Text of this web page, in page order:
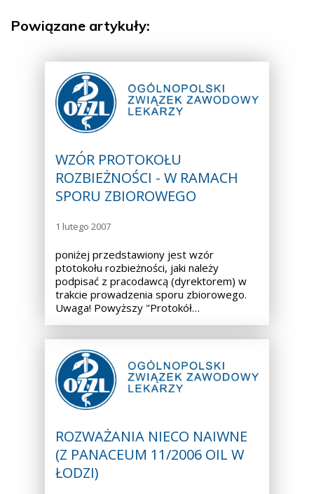
Powiązane artykuły:
WZÓR PROTOKOŁU
ROZBIEŻNOŚCI - W RAMACH
SPORU ZBIOROWEGO
1 lutego 2007
poniżej przedstawiony jest wzór
ptotokołu rozbieżności, jaki należy
podpisać z pracodawcą (dyrektorem) w
trakcie prowadzenia sporu zbiorowego.
Uwaga! Powyższy "Protokół…
ROZWAŻANIA NIECO NAIWNE
(Z PANACEUM 11/2006 OIL W
ŁODZI)